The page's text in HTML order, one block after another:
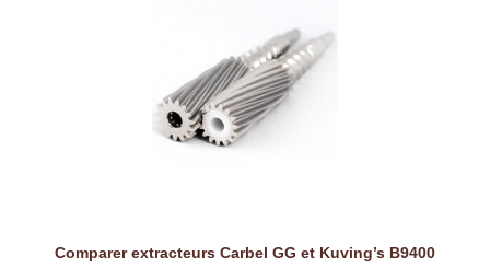
Comparer extracteurs Carbel GG et Kuving’s B9400